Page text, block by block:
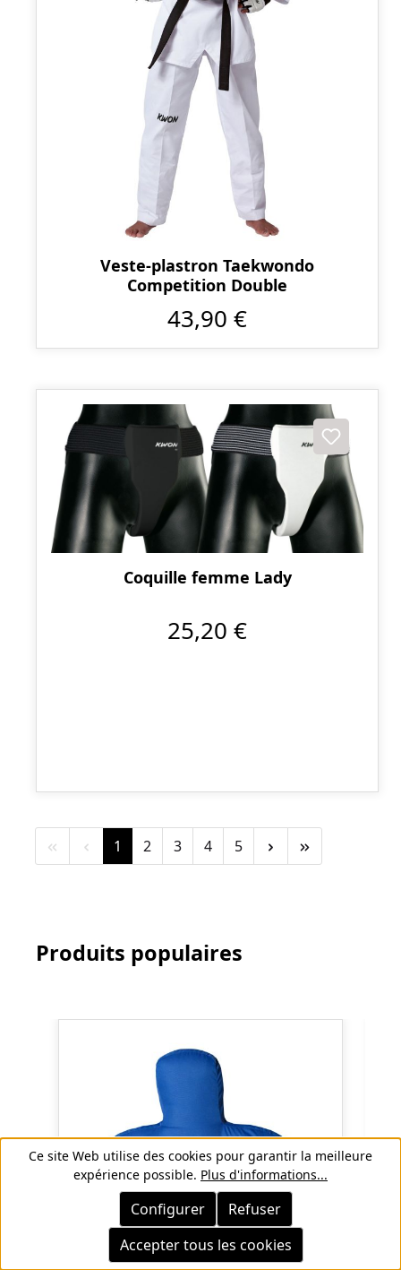
Veste-plastron Taekwondo
Competition Double
43,90 €
Coquille femme Lady
25,20 €
Page
1 Page
2 Page
3 Page
4 Page
5
Produits populaires
Ce site Web utilise des cookies pour garantir la meilleure
expérience possible. Plus d'informations...
Refuser
Configurer
Accepter tous les cookies